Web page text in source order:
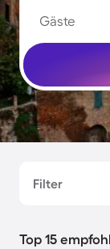
Gäste
Filter
Top 15